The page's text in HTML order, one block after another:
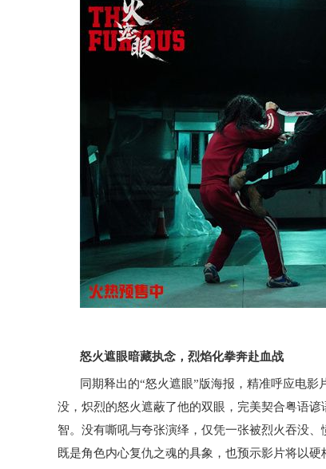
怒火遮眼暗藏执念，烈焰化拳奔赴血战
同期释出的“怒火遮眼”版海报，精准呼应电
没，炽烈的怒火遮蔽了他的双眼，完美契合粤语
智。没有嘶吼与夸张演绎，仅凭一张被烈火吞没
既是角色内心复仇之魂的具象，也预示影片将以